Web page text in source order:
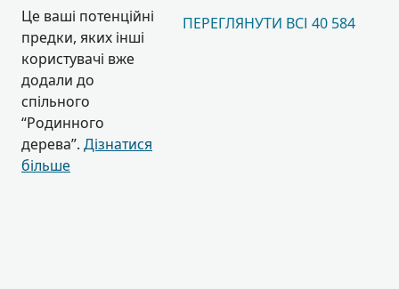
Це ваші потенційні
предки, яких інші
користувачі вже
додали до
спільного
“Родинного
дерева”. Дізнатися
більше
ПЕРЕГЛЯНУТИ ВСІ 40 584